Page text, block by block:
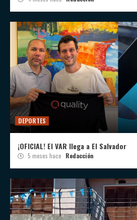
DEPORTES
¡OFICIAL! El VAR llega a El Salvador
5 meses hace Redacción